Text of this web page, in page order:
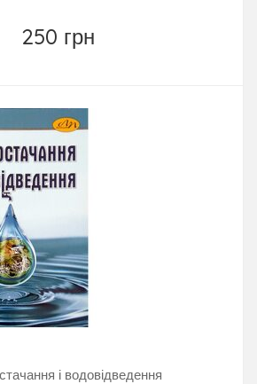
250 грн
і водовідведення